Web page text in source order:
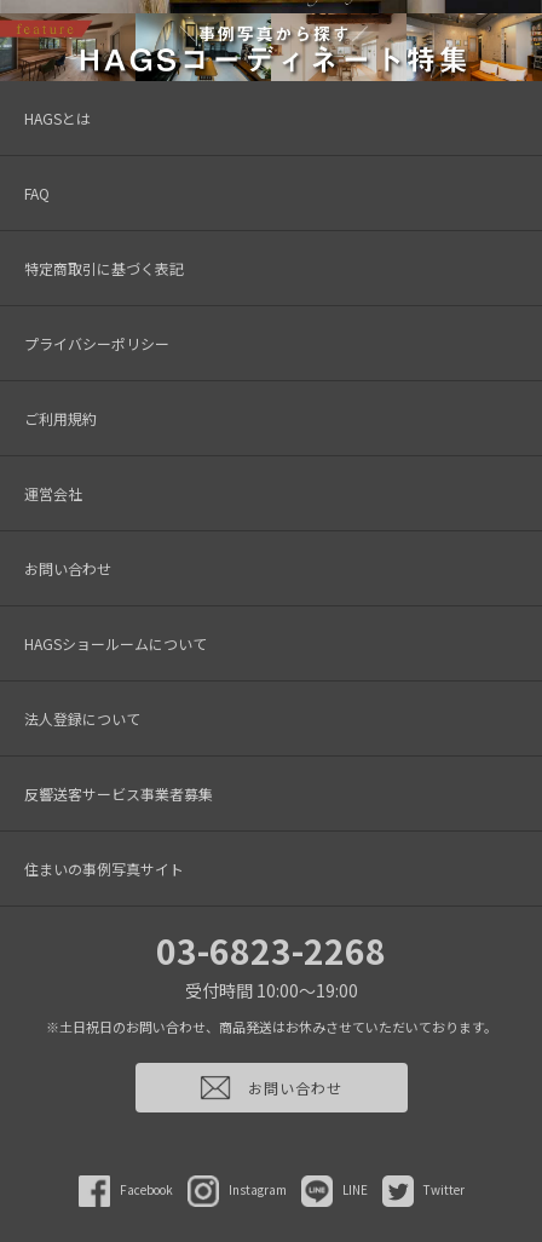
HAGSとは
FAQ
特定商取引に基づく表記
プライバシーポリシー
ご利用規約
運営会社
お問い合わせ
HAGSショールームについて
法人登録について
反響送客サービス事業者募集
住まいの事例写真サイト
03-6823-2268
受付時間 10:00～19:00
※土日祝日のお問い合わせ、商品発送はお休みさせていただいております。
お問い合わせ
Facebook Instagram LINE Twitter